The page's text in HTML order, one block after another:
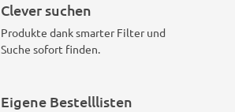
Clever suchen
Produkte dank smarter Filter und
Suche sofort finden.
Eigene Bestelllisten